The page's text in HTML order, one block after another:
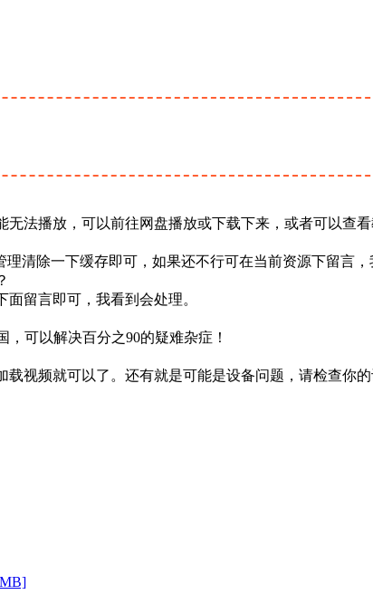
法播放，可以前往网盘播放或下载下来，或者可以查看
清除一下缓存即可，如果还不行可在当前资源下留言，
留言即可，我看到会处理。
可以解决百分之90的疑难杂症！
视频就可以了。还有就是可能是设备问题，请检查你